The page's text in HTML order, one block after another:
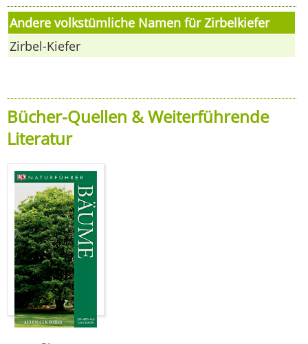
Andere volkstümliche Namen für Zirbelkiefer
Zirbel-Kiefer
Bücher-Quellen & Weiterführende
Literatur